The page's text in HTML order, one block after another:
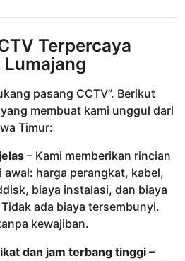
Terpercaya
Lumajang
pasang CCTV”. Berikut
membuat kami unggul dari
Timur:
– Kami memberikan rincian
awal: harga perangkat, kabel,
biaya instalasi, dan biaya
ada biaya tersembunyi.
kewajiban.
dan jam terbang tinggi –